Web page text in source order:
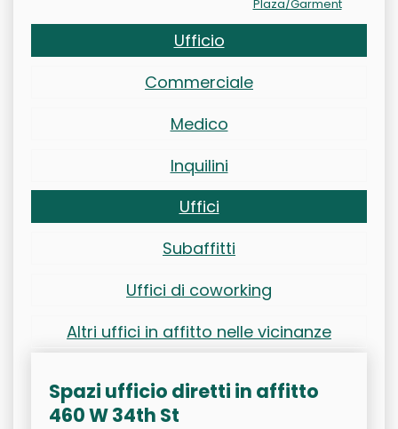
Plaza/Garment
Ufficio
Commerciale
Medico
Inquilini
Uffici
Subaffitti
Uffici di coworking
Altri uffici in affitto nelle vicinanze
Spazi ufficio diretti in affitto
460 W 34th St